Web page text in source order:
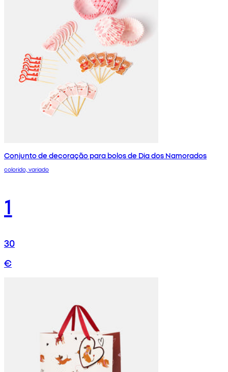
Conjunto de decoração para bolos de Dia dos Namorados
colorido, variado
1
30
€